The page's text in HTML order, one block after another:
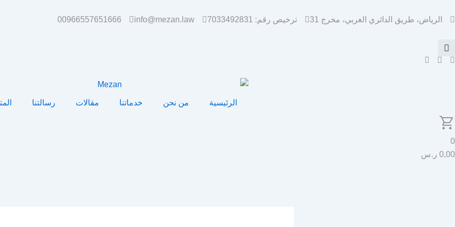
إلى
الرياض، طريق الدائري الغربي، مخرج 31 ترخيص رقم: 7033492831 info@mezan.law
00966557651666
الرئيسية من نحن خدماتنا مقالات رسالتنا
0
0,00 ر.س